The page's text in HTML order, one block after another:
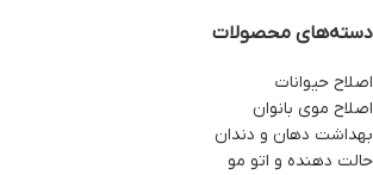
دسته‌های محصولات
اصلاح حیوانات
اصلاح موی بانوان
بهداشت دهان و دندان
حالت دهنده و اتو مو